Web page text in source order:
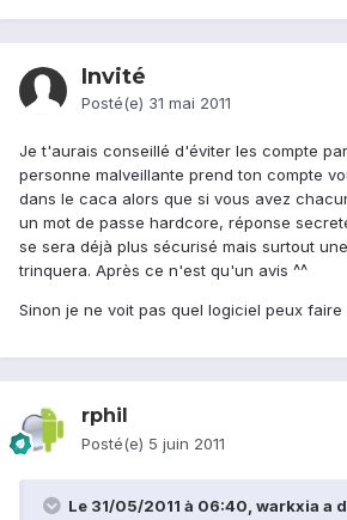
Invité
Posté(e) 31 mai 2011
Je t'aurais conseillé d'éviter les compte
personne malveillante prend ton compte
dans le caca alors que si vous avez
un mot de passe hardcore, réponse
se sera déjà plus sécurisé mais surtout
trinquera. Après ce n'est qu'un avis ^^
Sinon je ne voit pas quel logiciel peux
rphil
Posté(e) 5 juin 2011
Le 31/05/2011 à 06:40, warkxia a